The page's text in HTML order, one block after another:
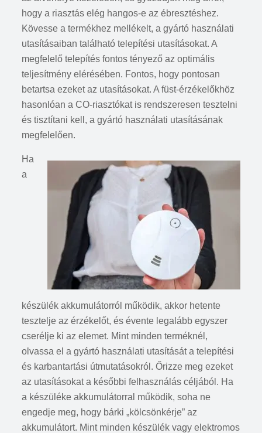
hogy a riasztás elég hangos-e az ébresztéshez.
Kövesse a termékhez mellékelt, a gyártó használati
utasításaiban található telepítési utasításokat. A
megfelelő telepítés fontos tényező az optimális
teljesítmény elérésében. Fontos, hogy pontosan
betartsa ezeket az utasításokat. A füst-érzékelőkhöz
hasonlóan a CO-riasztókat is rendszeresen tesztelni
és tisztítani kell, a gyártó használati utasításának
megfelelően.
Ha
a
készülék akkumulátorról működik, akkor hetente
tesztelje az érzékelőt, és évente legalább egyszer
cserélje ki az elemet. Mint minden terméknél,
olvassa el a gyártó használati utasítását a telepítési
és karbantartási útmutatásokról. Őrizze meg ezeket
az utasításokat a későbbi felhasználás céljából. Ha
a készüléke akkumulátorral működik, soha ne
engedje meg, hogy bárki „kölcsönkérje” az
akkumulátort. Mint minden készülék vagy elektromos